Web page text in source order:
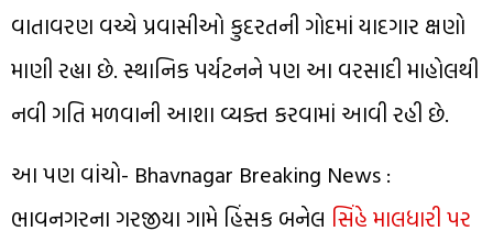
વાતાવરણ વચ્ચે પ્રવાસીઓ કુદરતની ગોદમાં યાદગાર ક્ષણો
માણી રહ્યા છે. સ્થાનિક પર્યટનને પણ આ વરસાદી માહોલથી
નવી ગતિ મળવાની આશા વ્યક્ત કરવામાં આવી રહી છે.
આ પણ વાંચો- Bhavnagar Breaking News :
ભાવનગરના ગરજીયા ગામે હિંસક બનેલ સિંહે માલધારી પર